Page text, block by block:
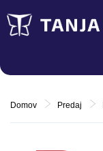
Domov Predaj